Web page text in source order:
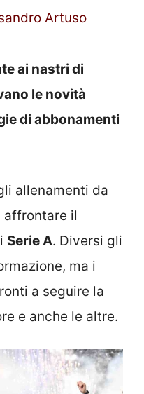
Artuso
ai nastri di
le novità
di abbonamenti
allenamenti da
affrontare il
Serie A. Diversi gli
ma i
a seguire la
e anche le altre.